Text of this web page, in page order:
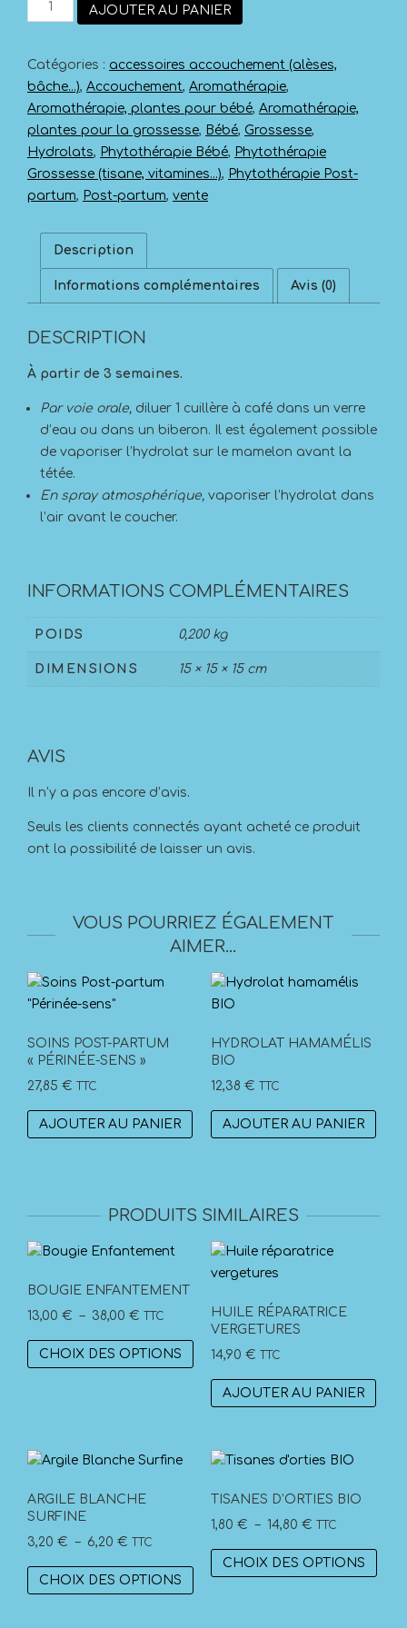
Camomille
BIO
AJOUTER AU PANIER
Catégories : accessoires accouchement (alèses,
bâche...), Accouchement, Aromathérapie,
Aromathérapie, plantes pour bébé, Aromathérapie,
plantes pour la grossesse, Bébé, Grossesse,
Hydrolats, Phytothérapie Bébé, Phytothérapie
Grossesse (tisane, vitamines...), Phytothérapie Post-
partum, Post-partum, vente
Description
Informations complémentaires Avis (0)
DESCRIPTION
À partir de 3 semaines.
Par voie orale, diluer 1 cuillère à café dans un verre
d’eau ou dans un biberon. Il est également possible
de vaporiser l’hydrolat sur le mamelon avant la
tétée.
En spray atmosphérique, vaporiser l’hydrolat dans
l’air avant le coucher.
INFORMATIONS COMPLÉMENTAIRES
POIDS 0,200 kg
DIMENSIONS 15 × 15 × 15 cm
AVIS
Il n’y a pas encore d’avis.
Seuls les clients connectés ayant acheté ce produit
ont la possibilité de laisser un avis.
VOUS POURRIEZ ÉGALEMENT
AIMER…
SOINS POST-PARTUM
« PÉRINÉE-SENS »
27,85 € TTC
AJOUTER AU PANIER
HYDROLAT HAMAMÉLIS
BIO
12,38 € TTC
AJOUTER AU PANIER
PRODUITS SIMILAIRES
BOUGIE ENFANTEMENT
13,00 € – 38,00 € Plage
de
prix :
TTC
CHOIX DES OPTIONS
Ce
produit
plusieurs
Les
peuvent
être
HUILE RÉPARATRICE
VERGETURES
14,90 € TTC
AJOUTER AU PANIER
ARGILE BLANCHE
SURFINE
3,20 € – 6,20 € Plage
de
prix :
TTC
CHOIX DES OPTIONS
Ce
produit
TISANES D’ORTIES BIO
1,80 € – 14,80 €Plage
de
prix :
TTC
CHOIX DES OPTIONS
Ce